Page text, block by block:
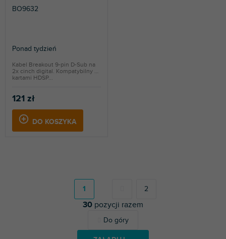
BO9632
Ponad tydzień
121 zł
DO KOSZYKA
Kabel Breakout 9-pin D-Sub na
2x cinch digital. Kompatybilny z
kartami HDSP...
K
o
n
n
c
j
1 2
30 pozycji razem
Do góry